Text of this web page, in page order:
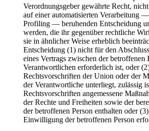
Verordnungsgeber gewährte Recht,
auf einer automatisierten Verarbeitung
Profiling — beruhenden Entscheidung
werden, die ihr gegenüber rechtliche
sie in ähnlicher Weise erheblich
Entscheidung (1) nicht für den
eines Vertrags zwischen der betroffenen
Verantwortlichen erforderlich ist, oder
Rechtsvorschriften der Union oder der
der Verantwortliche unterliegt, zulässig
Rechtsvorschriften angemessene
der Rechte und Freiheiten sowie der
der betroffenen Person enthalten oder
Einwilligung der betroffenen Person